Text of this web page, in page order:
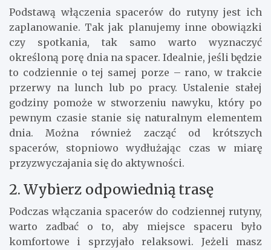
Podstawą włączenia spacerów do rutyny jest ich
zaplanowanie. Tak jak planujemy inne obowiązki
czy spotkania, tak samo warto wyznaczyć
określoną porę dnia na spacer. Idealnie, jeśli będzie
to codziennie o tej samej porze – rano, w trakcie
przerwy na lunch lub po pracy. Ustalenie stałej
godziny pomoże w stworzeniu nawyku, który po
pewnym czasie stanie się naturalnym elementem
dnia. Można również zacząć od krótszych
spacerów, stopniowo wydłużając czas w miarę
przyzwyczajania się do aktywności.
2. Wybierz odpowiednią trasę
Podczas włączania spacerów do codziennej rutyny,
warto zadbać o to, aby miejsce spaceru było
komfortowe i sprzyjało relaksowi. Jeżeli masz